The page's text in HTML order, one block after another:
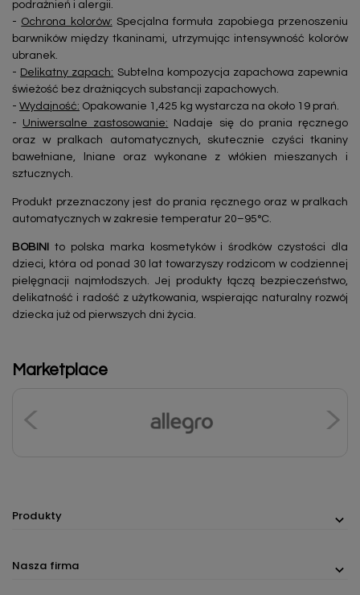
podrażnień i alergii.
- Ochrona kolorów: Specjalna formuła zapobiega przenoszeniu
barwników między tkaninami, utrzymując intensywność kolorów
ubranek.
- Delikatny zapach: Subtelna kompozycja zapachowa zapewnia
świeżość bez drażniących substancji zapachowych.
- Wydajność: Opakowanie 1,425 kg wystarcza na około 19 prań.
- Uniwersalne zastosowanie: Nadaje się do prania ręcznego
oraz w pralkach automatycznych, skutecznie czyści tkaniny
bawełniane, lniane oraz wykonane z włókien mieszanych i
sztucznych.
Produkt przeznaczony jest do prania ręcznego oraz w pralkach
automatycznych w zakresie temperatur 20–95°C.
BOBINI to polska marka kosmetyków i środków czystości dla
dzieci, która od ponad 30 lat towarzyszy rodzicom w codziennej
pielęgnacji najmłodszych. Jej produkty łączą bezpieczeństwo,
delikatność i radość z użytkowania, wspierając naturalny rozwój
dziecka już od pierwszych dni życia.
Marketplace
Produkty
Nasza firma